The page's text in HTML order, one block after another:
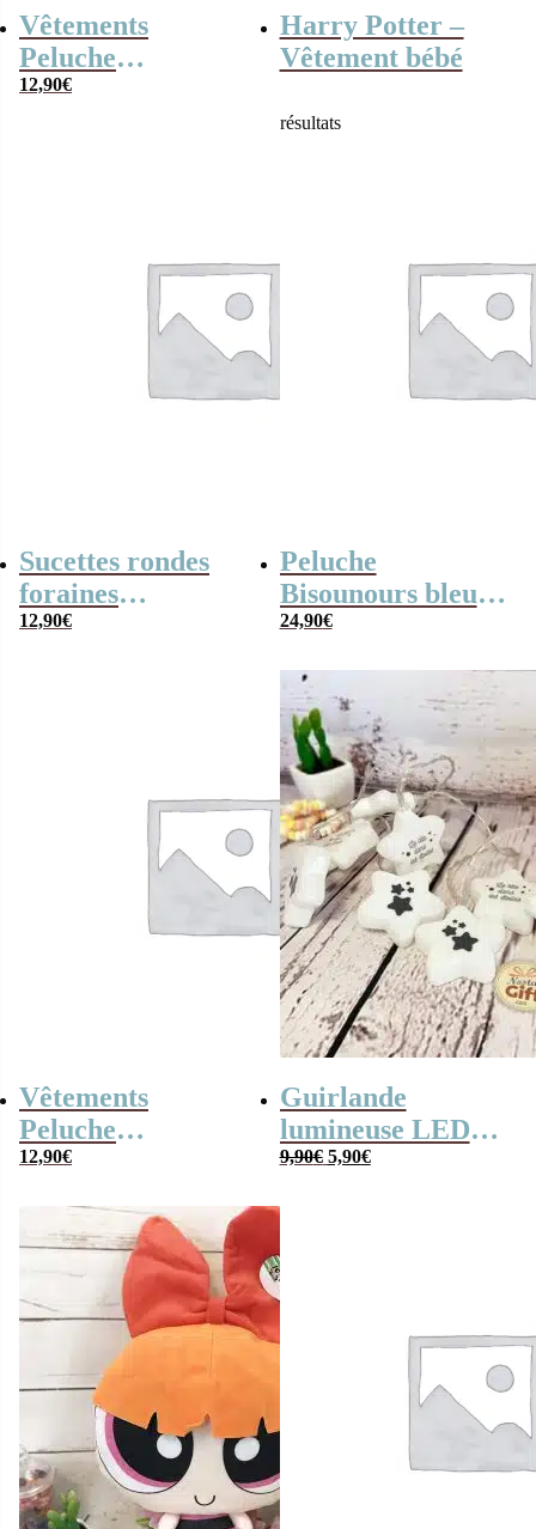
Vêtements
Peluche
Monchhichi Kiki –
12,90€
Harry Potter –
Vêtement bébé
Sucettes rondes
foraines
personnalisées x12
12,90€
Peluche
Bisounours bleu
(28cm) –
Version 2019
24,90€
Vêtements
Peluche
Monchhichi Kiki –
lunettes de soleil
12,90€
Guirlande
lumineuse LED
étoile
9,90€ Le
5,90€Le
résultats